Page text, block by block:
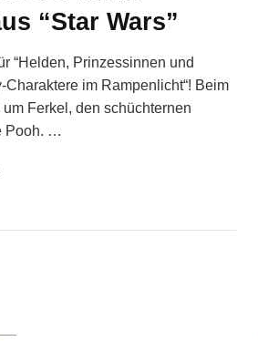
“Star Wars”
“Helden, Prinzessinnen und
Charaktere im Rampenlicht“! Beim
um Ferkel, den schüchternen
Pooh. …